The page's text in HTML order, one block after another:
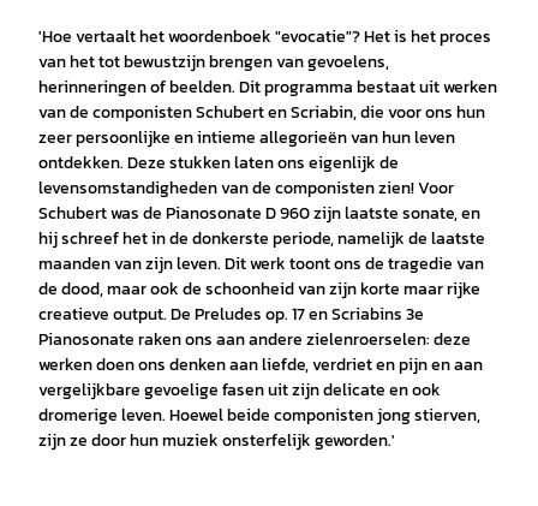
'Hoe vertaalt het woordenboek "evocatie"? Het is het proces
van het tot bewustzijn brengen van gevoelens,
herinneringen of beelden. Dit programma bestaat uit werken
van de componisten Schubert en Scriabin, die voor ons hun
zeer persoonlijke en intieme allegorieën van hun leven
ontdekken. Deze stukken laten ons eigenlijk de
levensomstandigheden van de componisten zien! Voor
Schubert was de Pianosonate D 960 zijn laatste sonate, en
hij schreef het in de donkerste periode, namelijk de laatste
maanden van zijn leven. Dit werk toont ons de tragedie van
de dood, maar ook de schoonheid van zijn korte maar rijke
creatieve output. De Preludes op. 17 en Scriabins 3e
Pianosonate raken ons aan andere zielenroerselen: deze
werken doen ons denken aan liefde, verdriet en pijn en aan
vergelijkbare gevoelige fasen uit zijn delicate en ook
dromerige leven. Hoewel beide componisten jong stierven,
zijn ze door hun muziek onsterfelijk geworden.'